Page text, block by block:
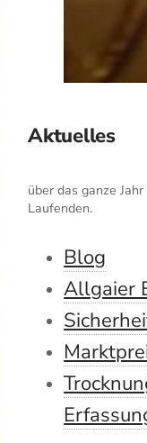
Aktuelles
über das ganze
Laufenden.
Blog
Allgaier